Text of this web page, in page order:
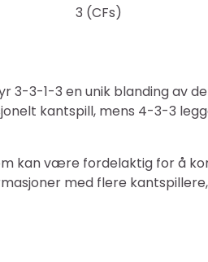
3 (CFs)
3-1-3 en unik blanding av
kantspill, mens 4-3-3
kan være fordelaktig for å
med flere